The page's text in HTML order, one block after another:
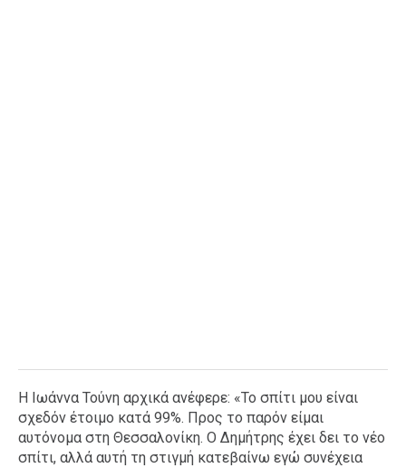
Η Ιωάννα Τούνη αρχικά ανέφερε: «Το σπίτι μου είναι
σχεδόν έτοιμο κατά 99%. Προς το παρόν είμαι
αυτόνομα στη Θεσσαλονίκη. Ο Δημήτρης έχει δει το νέο
σπίτι, αλλά αυτή τη στιγμή κατεβαίνω εγώ συνέχεια